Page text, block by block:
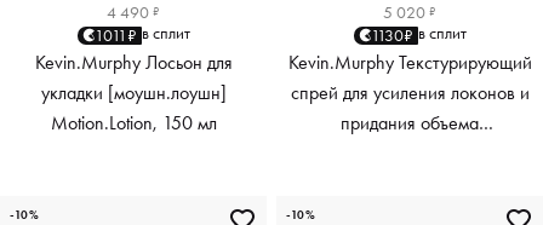
4 490 ₽
1011₽ в сплит
Kevin.Murphy Лосьон для
укладки [моушн.лоушн]
Motion.Lotion, 150 мл
5 020 ₽
1130₽ в сплит
Kevin.Murphy Текстурирующий
спрей для усиления локонов и
придания объема
-10% -10%